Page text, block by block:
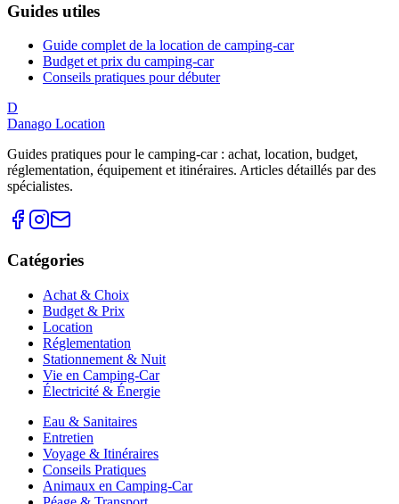
Guides utiles
Guide complet de la location de camping-car
Budget et prix du camping-car
Conseils pratiques pour débuter
D
Danago Location
Guides pratiques pour le camping-car : achat, location, budget,
réglementation, équipement et itinéraires. Articles détaillés par des
spécialistes.
Catégories
Achat & Choix
Budget & Prix
Location
Réglementation
Stationnement & Nuit
Vie en Camping-Car
Électricité & Énergie
Eau & Sanitaires
Entretien
Voyage & Itinéraires
Conseils Pratiques
Animaux en Camping-Car